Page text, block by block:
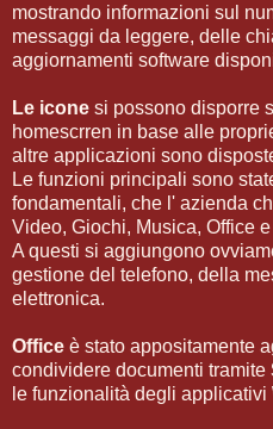
mostrando informazioni sul
messaggi da leggere, delle
aggiornamenti software
Le icone si possono disporre
homescrren in base alle
altre applicazioni sono
Le funzioni principali sono
fondamentali, che l' azienda
Video, Giochi, Musica, Office
A questi si aggiungono
gestione del telefono, della
elettronica.
Office è stato appositamente
condividere documenti tramite
le funzionalità degli applicativi